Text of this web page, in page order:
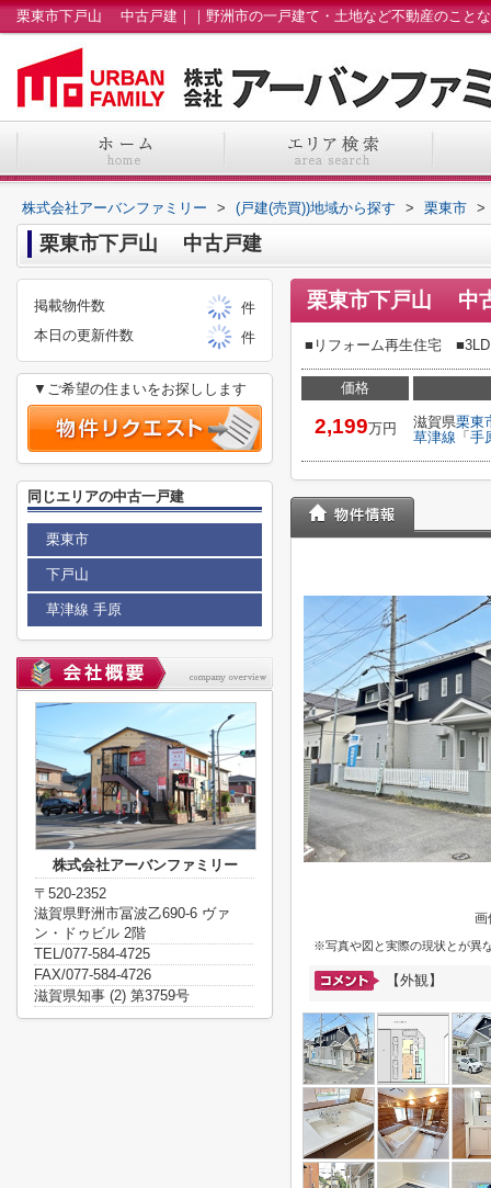
株式会社アーバンファミリー > (戸建(売買))地域から探す > 栗東市 >
栗東市下戸山 中古戸建
栗東市下戸山 中
■リフォーム再生住宅
価格
2,199万円 滋賀県栗東
草津線 「 手
画
※写真や図と実際の現状とが異
【外観】
掲載物件数
件
本日の更新件数
件
▼ご希望の住まいをお探しします
同じエリアの中古一戸建
栗東市
下戸山
草津線 手原
株式会社アーバンファミリー
〒520-2352
滋賀県野洲市冨波乙690-6 ヴァ
ン・ドゥビル 2階
TEL/077-584-4725
FAX/077-584-4726
滋賀県知事 (2) 第3759号